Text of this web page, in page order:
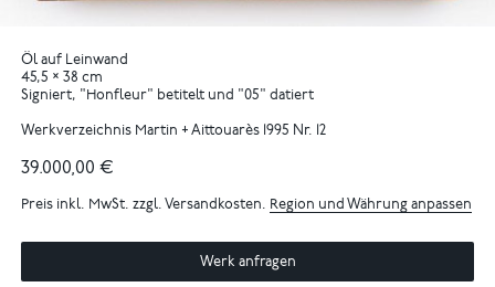
Öl auf Leinwand
45,5 × 38 cm
Signiert, "Honfleur" betitelt und "05" datiert
Werkverzeichnis Martin + Aittouarès 1995 Nr. 12
39.000,00 €
Preis inkl. MwSt. zzgl. Versandkosten. Region und Währung anpassen
Werk anfragen